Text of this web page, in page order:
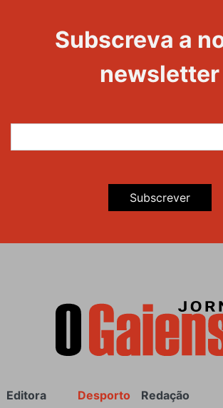
Evento
Subscreva a
newsletter
Subscrever
Rodapé Redação
Desporto
Editora